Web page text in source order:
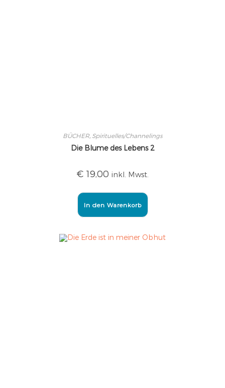
BÜCHER, Spirituelles/Channelings
Die Blume des Lebens 2
€ 19,00 inkl. Mwst.
In den Warenkorb